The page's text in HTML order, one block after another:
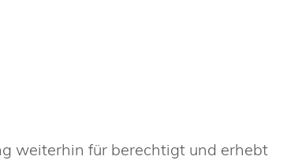
weiterhin für berechtigt und erhebt